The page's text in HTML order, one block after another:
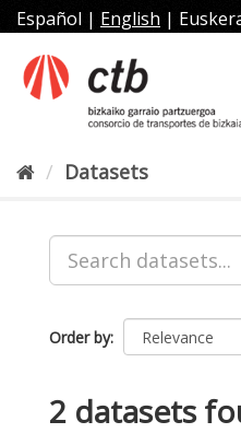
Skip
to
content
Español | English |
Datasets
Order by
2 datasets